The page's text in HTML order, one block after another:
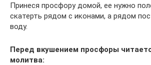
Принеся просфору домой, ее нужно
скатерть рядом с иконами, а рядом
воду.
Перед вкушением просфоры
молитва: